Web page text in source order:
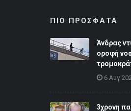
ΠΙΟ ΠΡΟΣΦΑΤΑ
Άνδρας
οροφή
6 Αυγ
3χρονη